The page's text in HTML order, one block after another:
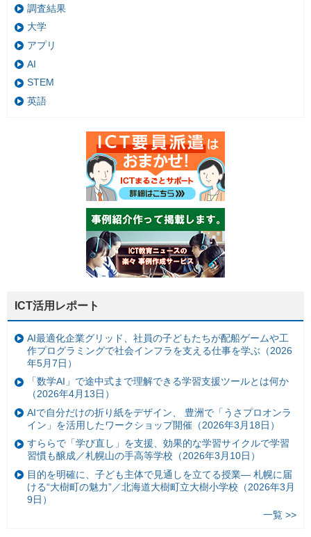
調査結果
大学
アプリ
AI
STEM
英語
ICT活用レポート
AI最適化企業グリッド、社員の子どもたちが配船ゲームや工
作プログラミングで社会インフラを支える仕事を学ぶ（2026
年5月7日）
「数学AI」で途中式まで理解できる学習支援ツールとは何か
（2026年4月13日）
AIで自分だけの折り紙をデザイン、 豊洲で「うさプロオンラ
イン」を活用したワークショップ開催（2026年3月18日）
すららで「学び直し」を支援、効果的な学習サイクルで学習
習慣も醸成／札幌山の手高等学校（2026年3月10日）
目的を明確に、子ども主体で見通しを立てる授業— 札幌に届
ける“大樹町の魅力”／北海道大樹町立大樹小学校（2026年3月
9日）
一覧 >>